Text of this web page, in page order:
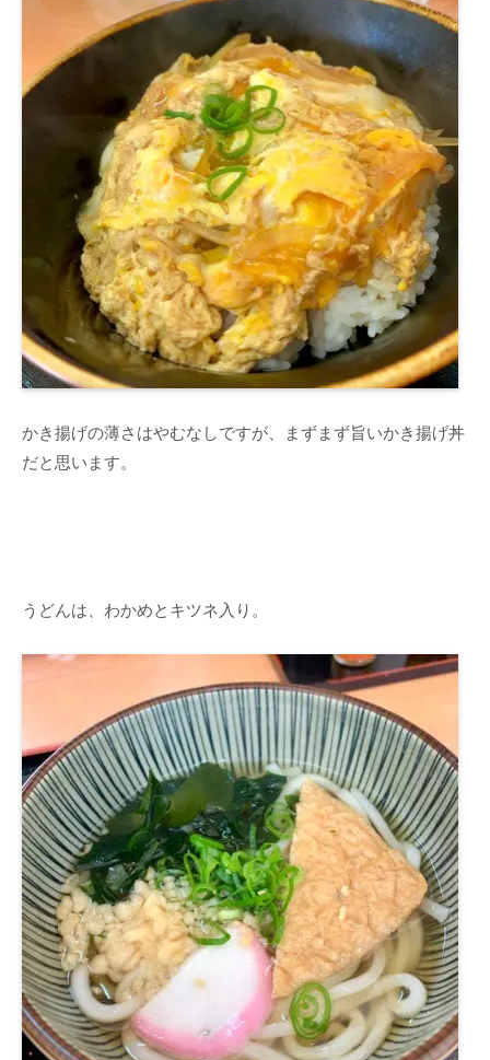
かき揚げの薄さはやむなしですが、まずまず旨いかき揚げ丼
だと思います。
うどんは、わかめとキツネ入り。